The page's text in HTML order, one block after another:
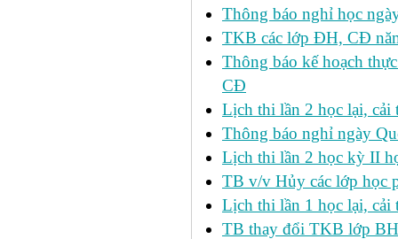
Thông báo nghỉ học
TKB các lớp ĐH, CĐ
Thông báo kế hoạch
CĐ
Lịch thi lần 2 học lại, cải
Thông báo nghỉ ngày
Lịch thi lần 2 học kỳ II
TB v/v Hủy các lớp học
Lịch thi lần 1 học lại, cải
TB thay đổi TKB lớp